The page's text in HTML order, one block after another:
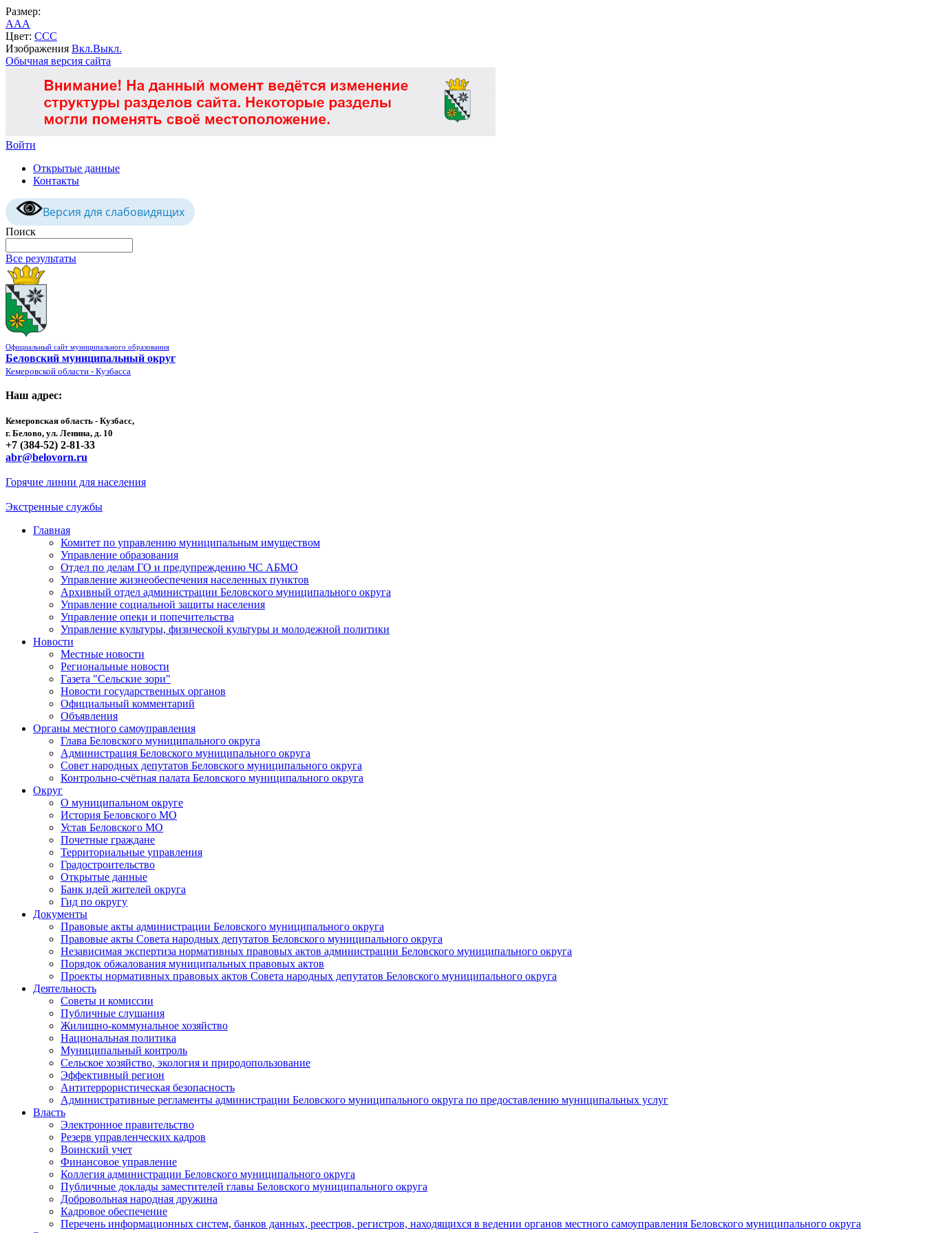
Размер:
AAA
Цвет: CCC
Изображения Вкл.Выкл.
Обычная версия сайта
Войти
Открытые данные
Контакты
Версия для слабовидящих
Поиск
Все результаты
Официальный сайт муниципального образования
Беловский муниципальный округ
Кемеровской области - Кузбасса
Наш адрес:
Кемеровская область - Кузбасс,
г. Белово, ул. Ленина, д. 10
+7 (384-52) 2-81-33
abr@belovorn.ru
Горячие линии для населения
Экстренные службы
Главная
Комитет по управлению муниципальным имуществом
Управление образования
Отдел по делам ГО и предупреждению ЧС АБМО
Управление жизнеобеспечения населенных пунктов
Архивный отдел администрации Беловского муниципального округа
Управление социальной защиты населения
Управление опеки и попечительства
Управление культуры, физической культуры и молодежной политики
Новости
Местные новости
Региональные новости
Газета "Сельские зори"
Новости государственных органов
Официальный комментарий
Объявления
Органы местного самоуправления
Глава Беловского муниципального округа
Администрация Беловского муниципального округа
Совет народных депутатов Беловского муниципального округа
Контрольно-счётная палата Беловского муниципального округа
Округ
О муниципальном округе
История Беловского МО
Устав Беловского МО
Почетные граждане
Территориальные управления
Градостроительство
Открытые данные
Банк идей жителей округа
Гид по округу
Документы
Правовые акты администрации Беловского муниципального округа
Правовые акты Совета народных депутатов Беловского муниципального округа
Независимая экспертиза нормативных правовых актов администрации Беловского муниципального округа
Порядок обжалования муниципальных правовых актов
Проекты нормативных правовых актов Совета народных депутатов Беловского муниципального округа
Деятельность
Советы и комиссии
Публичные слушания
Жилищно-коммунальное хозяйство
Национальная политика
Муниципальный контроль
Сельское хозяйство, экология и природопользование
Эффективный регион
Антитеррористическая безопасность
Административные регламенты администрации Беловского муниципального округа по предоставлению муниципальных услуг
Власть
Электронное правительство
Резерв управленческих кадров
Воинский учет
Финансовое управление
Коллегия администрации Беловского муниципального округа
Публичные доклады заместителей главы Беловского муниципального округа
Добровольная народная дружина
Кадровое обеспечение
Перечень информационных систем, банков данных, реестров, регистров, находящихся в ведении органов местного самоуправления Беловского муниципального округа